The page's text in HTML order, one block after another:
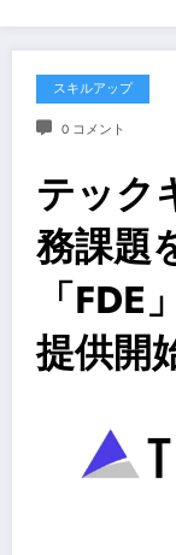
スキルアップ
0 コメント
テック
務課題
「
提供開